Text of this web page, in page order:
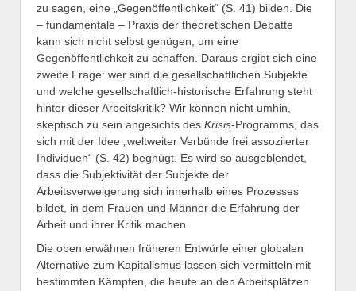
zu sagen, eine „Gegenöffentlichkeit“ (S. 41) bilden. Die
– fundamentale – Praxis der theoretischen Debatte
kann sich nicht selbst genügen, um eine
Gegenöffentlichkeit zu schaffen. Daraus ergibt sich eine
zweite Frage: wer sind die gesellschaftlichen Subjekte
und welche gesellschaftlich-historische Erfahrung steht
hinter dieser Arbeitskritik? Wir können nicht umhin,
skeptisch zu sein angesichts des Krisis-Programms, das
sich mit der Idee „weltweiter Verbünde frei assoziierter
Individuen“ (S. 42) begnügt. Es wird so ausgeblendet,
dass die Subjektivität der Subjekte der
Arbeitsverweigerung sich innerhalb eines Prozesses
bildet, in dem Frauen und Männer die Erfahrung der
Arbeit und ihrer Kritik machen.
Die oben erwähnen früheren Entwürfe einer globalen
Alternative zum Kapitalismus lassen sich vermitteln mit
bestimmten Kämpfen, die heute an den Arbeitsplätzen